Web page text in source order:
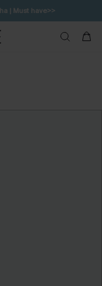
| Must have>>
rabatu>>